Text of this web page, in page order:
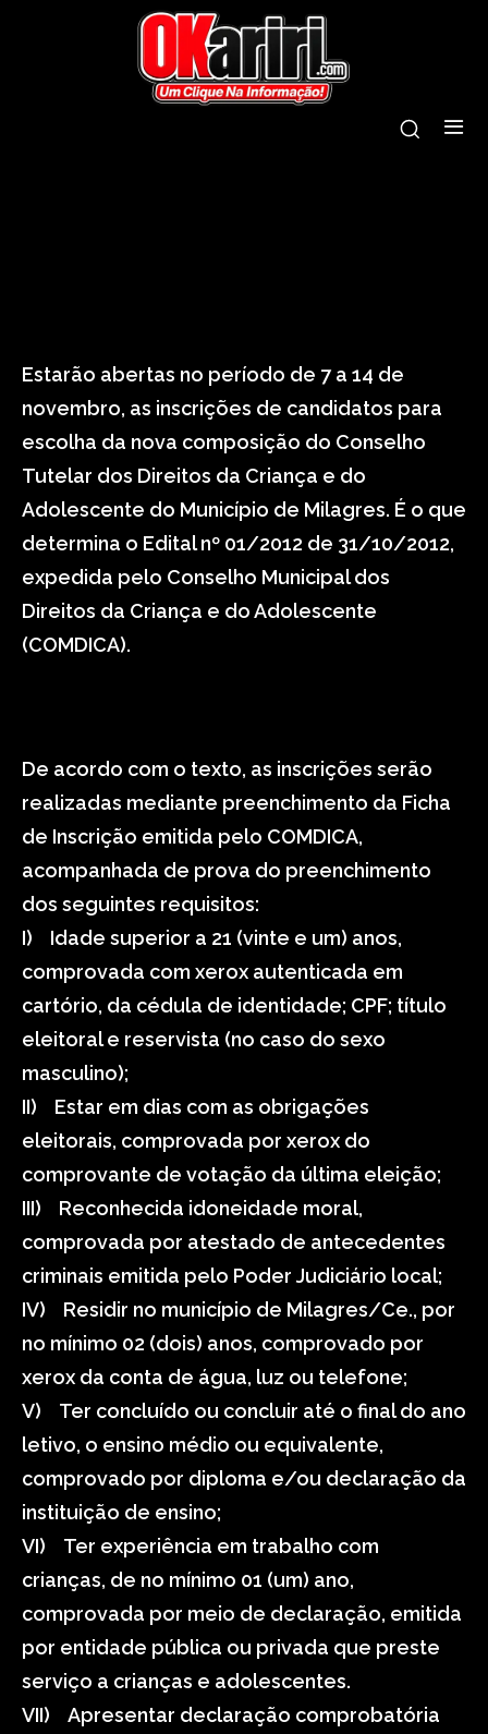
conselho tutelar eleição
milagres
Estarão abertas no período de 7 a 14 de
novembro, as inscrições de candidatos para
escolha da nova composição do Conselho
Tutelar dos Direitos da Criança e do
Adolescente do Município de Milagres. É o que
determina o Edital nº 01/2012 de 31/10/2012,
expedida pelo Conselho Municipal dos
Direitos da Criança e do Adolescente
(COMDICA).
De acordo com o texto, as inscrições serão
realizadas mediante preenchimento da Ficha
de Inscrição emitida pelo COMDICA,
acompanhada de prova do preenchimento
dos seguintes requisitos:
I) Idade superior a 21 (vinte e um) anos,
comprovada com xerox autenticada em
cartório, da cédula de identidade; CPF; título
eleitoral e reservista (no caso do sexo
masculino);
II) Estar em dias com as obrigações
eleitorais, comprovada por xerox do
comprovante de votação da última eleição;
III) Reconhecida idoneidade moral,
comprovada por atestado de antecedentes
criminais emitida pelo Poder Judiciário local;
IV) Residir no município de Milagres/Ce., por
no mínimo 02 (dois) anos, comprovado por
xerox da conta de água, luz ou telefone;
V) Ter concluído ou concluir até o final do ano
letivo, o ensino médio ou equivalente,
comprovado por diploma e/ou declaração da
instituição de ensino;
VI) Ter experiência em trabalho com
crianças, de no mínimo 01 (um) ano,
comprovada por meio de declaração, emitida
por entidade pública ou privada que preste
serviço a crianças e adolescentes.
VII) Apresentar declaração comprobatória